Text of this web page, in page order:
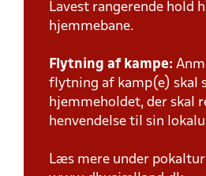
Lavest rangerende hold
hjemmebane.
Flytning af kampe:
flytning af kamp(e) skal
hjemmeholdet, der skal
henvendelse til sin
Læs mere under